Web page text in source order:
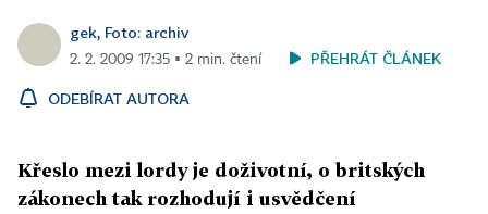
gek, Foto: archiv
2. 2. 2009 17:35 ▪ 2 min. čtení PŘEHRÁT ČLÁNEK
ODEBÍRAT AUTORA
Křeslo mezi lordy je doživotní, o britských
zákonech tak rozhodují i usvědčení